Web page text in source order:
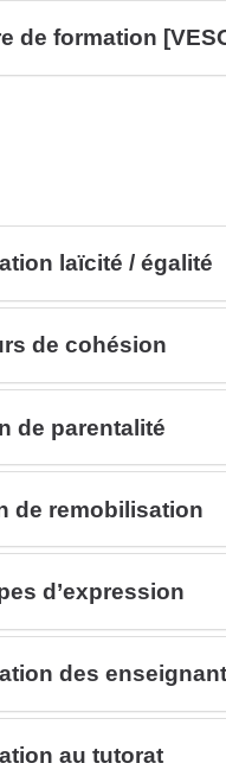
de formation
laïcité / égalité
de cohésion
de parentalité
de remobilisation
d’expression
des
au tutorat